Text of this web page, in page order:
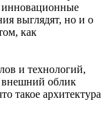
инновационные
выглядят, но и о
как
и технологий,
внешний облик
такое архитектура